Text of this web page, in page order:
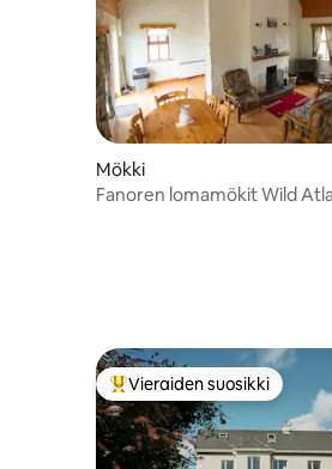
Mökki
Fanoren lomamökit Wild
Vieraiden suosikkien
Vieraiden suosikki